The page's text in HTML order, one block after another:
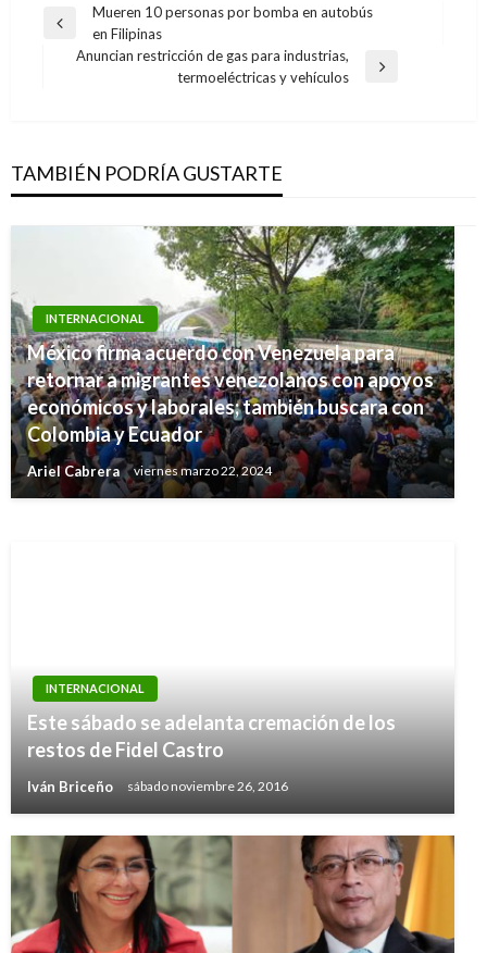
Navegación
Entrada
anterior
Mueren 10 personas por bomba en autobús
en Filipinas
Anuncian restricción de gas para industrias,
termoeléctricas y vehículos
TAMBIÉN PODRÍA GUSTARTE
INTERNACIONAL
México firma acuerdo con Venezuela para
retornar a migrantes venezolanos con apoyos
económicos y laborales; también buscara con
Colombia y Ecuador
Ariel Cabrera viernes marzo 22, 2024
INTERNACIONAL
López Obrador respaldó decisión de liberar a
hijo de «El Chapo»; estaban en riesgo muchas
personas, dijo
Ariel Cabrera viernes octubre 18, 2019
INTERNACIONAL
Este sábado se adelanta cremación de los
restos de Fidel Castro
Iván Briceño sábado noviembre 26, 2016